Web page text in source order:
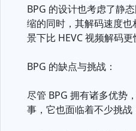
BPG 的设计也考虑了静
缩的同时，其解码速度
景下比 HEVC 视频解码更
BPG 的缺点与挑战：
尽管 BPG 拥有诸多优势
事，它也面临着不少挑战